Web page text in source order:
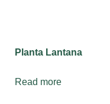
Planta Lantana
Read more